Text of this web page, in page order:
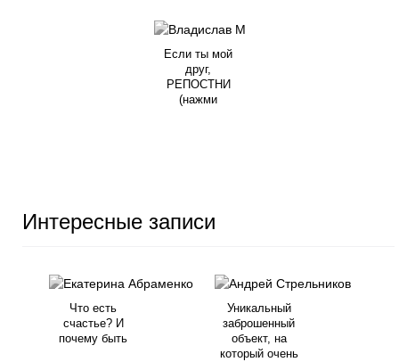
Если ты мой
друг,
РЕПОСТНИ
(нажми
Интересные записи
Что есть
счастье? И
почему быть
Уникальный
заброшенный
объект, на
который очень